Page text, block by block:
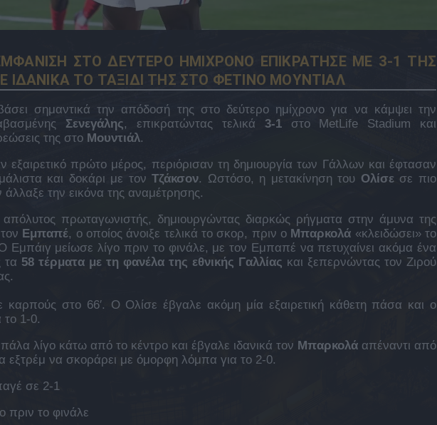
ΣΤΟ ΔΕΥΤΕΡΟ ΗΜΙΧΡΟΝΟ ΕΠΙΚΡΑΤΗΣΕ ΜΕ 3-1 ΤΗΣ
ΙΔΑΝΙΚΑ ΤΟ ΤΑΞΙΔΙ ΤΗΣ ΣΤΟ ΦΕΤΙΝΟ ΜΟΥΝΤΙΑΛ
σημαντικά την απόδοσή της στο δεύτερο ημίχρονο για να κάμψει την
Σενεγάλης, επικρατώντας τελικά 3-1στο MetLife Stadium και
της στο Μουντιάλ.
εξαιρετικό πρώτο μέρος, περιόρισαν τη δημιουργία των Γάλλων και έφτασαν
και δοκάρι με τονΤζάκσον. Ωστόσο, η μετακίνηση του Ολίσεσε πιο
την εικόνα της αναμέτρησης.
πρωταγωνιστής, δημιουργώντας διαρκώς ρήγματα στην άμυνα της
Εμπαπέ, ο οποίος άνοιξε τελικά το σκορ, πριν ο Μπαρκολά «κλειδώσει» το
Εμπάιγ μείωσε λίγο πριν το φινάλε, με τον Εμπαπέ να πετυχαίνει ακόμα ένα
τα 58 τέρματα με τη φανέλα της εθνικής Γαλλίας και ξεπερνώντας τον Ζιρού
στο 66′. Ο Ολίσε έβγαλε ακόμη μία εξαιρετική κάθετη πάσα και ο
το 1-0.
λίγο κάτω από το κέντρο και έβγαλε ιδανικά τον Μπαρκολά απέναντι από
εξτρέμ να σκοράρει με όμορφη λόμπα για το 2-0.
σε 2-1
πριν το φινάλε